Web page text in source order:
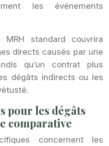
les événements
standard couvrira
directs causés par une
qu’un contrat plus
dégâts indirects ou les
pour les dégâts
comparative
concernent les